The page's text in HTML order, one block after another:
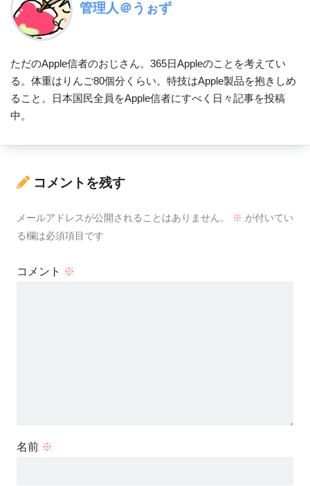
管理人＠うぉず
ただのApple信者のおじさん。365日Appleのことを考えてい
る。体重はりんご80個分くらい。特技はApple製品を抱きしめ
ること。日本国民全員をApple信者にすべく日々記事を投稿
中。
コメントを残す
メールアドレスが公開されることはありません。 ※ が付いてい
る欄は必須項目です
コメント ※
名前 ※